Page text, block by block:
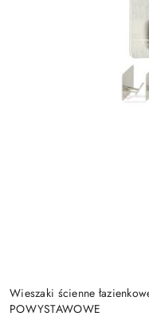
Wieszaki ścienne
POWYSTAWOWE